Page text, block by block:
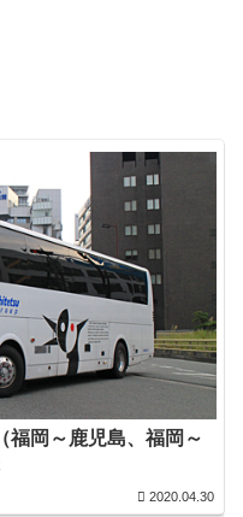
福岡～鹿児島、福岡～
2020.04.30